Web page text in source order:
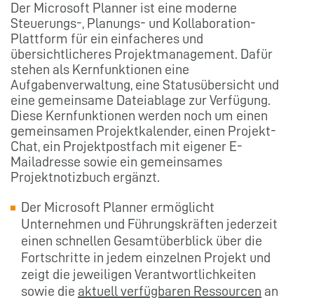
Der Microsoft Planner ist eine moderne
Steuerungs-, Planungs- und Kollaboration-
Plattform für ein einfacheres und
übersichtlicheres Projektmanagement. Dafür
stehen als Kernfunktionen eine
Aufgabenverwaltung, eine Statusübersicht und
eine gemeinsame Dateiablage zur Verfügung.
Diese Kernfunktionen werden noch um einen
gemeinsamen Projektkalender, einen Projekt-
Chat, ein Projektpostfach mit eigener E-
Mailadresse sowie ein gemeinsames
Projektnotizbuch ergänzt.
Der Microsoft Planner ermöglicht
Unternehmen und Führungskräften jederzeit
einen schnellen Gesamtüberblick über die
Fortschritte in jedem einzelnen Projekt und
zeigt die jeweiligen Verantwortlichkeiten
sowie die aktuell verfügbaren Ressourcen an